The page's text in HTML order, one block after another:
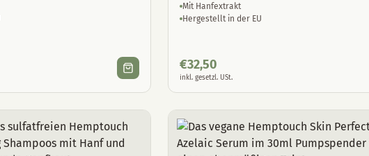
Mit Hanfextrakt
Hergestellt in der EU
€32,50
inkl. gesetzl. USt.